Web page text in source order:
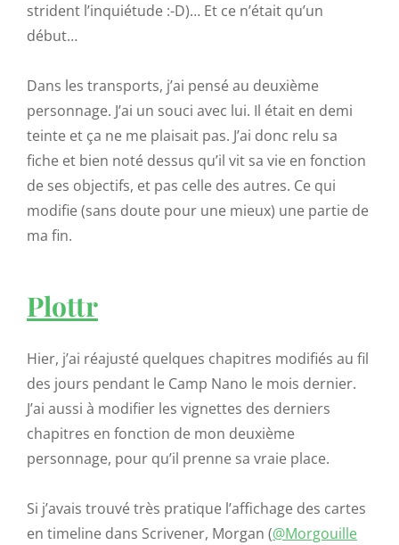
strident l’inquiétude :-D)… Et ce n’était qu’un
début…
Dans les transports, j’ai pensé au deuxième
personnage. J’ai un souci avec lui. Il était en demi
teinte et ça ne me plaisait pas. J’ai donc relu sa
fiche et bien noté dessus qu’il vit sa vie en fonction
de ses objectifs, et pas celle des autres. Ce qui
modifie (sans doute pour une mieux) une partie de
ma fin.
Plottr
Hier, j’ai réajusté quelques chapitres modifiés au fil
des jours pendant le Camp Nano le mois dernier.
J’ai aussi à modifier les vignettes des derniers
chapitres en fonction de mon deuxième
personnage, pour qu’il prenne sa vraie place.
Si j’avais trouvé très pratique l’affichage des cartes
en timeline dans Scrivener, Morgan (@Morgouille